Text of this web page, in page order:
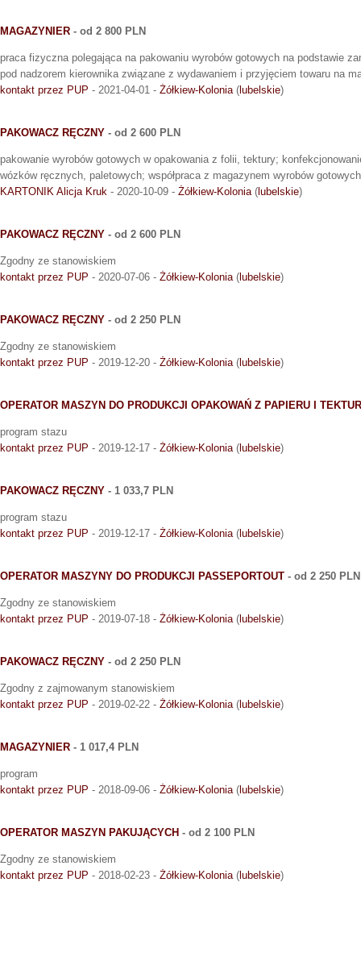
MAGAZYNIER - od 2 800 PLN
praca fizyczna polegająca na pakowaniu wyrobów gotowych na podstawie
pod nadzorem kierownika związane z wydawaniem i przyjęciem towaru na
kontakt przez PUP - 2021-04-01 - Żółkiew-Kolonia( lubelskie)
PAKOWACZ RĘCZNY - od 2 600 PLN
pakowanie wyrobów gotowych w opakowania z folii, tektury;
wózków ręcznych, paletowych; współpraca z magazynem wyrobów
KARTONIK Alicja Kruk - 2020-10-09 - Żółkiew-Kolonia( lubelskie)
PAKOWACZ RĘCZNY - od 2 600 PLN
Zgodny ze stanowiskiem
kontakt przez PUP - 2020-07-06 - Żółkiew-Kolonia( lubelskie)
PAKOWACZ RĘCZNY - od 2 250 PLN
Zgodny ze stanowiskiem
kontakt przez PUP - 2019-12-20 - Żółkiew-Kolonia( lubelskie)
OPERATOR MASZYN DO PRODUKCJI OPAKOWAŃ Z PAPIERU I
program stazu
kontakt przez PUP - 2019-12-17 - Żółkiew-Kolonia( lubelskie)
PAKOWACZ RĘCZNY - 1 033,7 PLN
program stazu
kontakt przez PUP - 2019-12-17 - Żółkiew-Kolonia( lubelskie)
OPERATOR MASZYNY DO PRODUKCJI PASSEPORTOUT - od 2 250 PLN
Zgodny ze stanowiskiem
kontakt przez PUP - 2019-07-18 - Żółkiew-Kolonia( lubelskie)
PAKOWACZ RĘCZNY - od 2 250 PLN
Zgodny z zajmowanym stanowiskiem
kontakt przez PUP - 2019-02-22 - Żółkiew-Kolonia( lubelskie)
MAGAZYNIER - 1 017,4 PLN
program
kontakt przez PUP - 2018-09-06 - Żółkiew-Kolonia( lubelskie)
OPERATOR MASZYN PAKUJĄCYCH - od 2 100 PLN
Zgodny ze stanowiskiem
kontakt przez PUP - 2018-02-23 - Żółkiew-Kolonia( lubelskie)